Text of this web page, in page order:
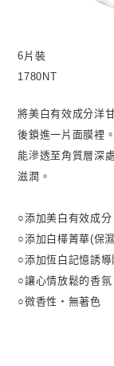
6片裝
1780NT
將美白有效成分洋
後鎖進一片面膜裡。
能滲透至角質層深
滋潤。
○添加美白有效成
○添加白樺菁華(保
○添加恆白記憶誘
○讓心情放鬆的香氛
○微香性‧無著色